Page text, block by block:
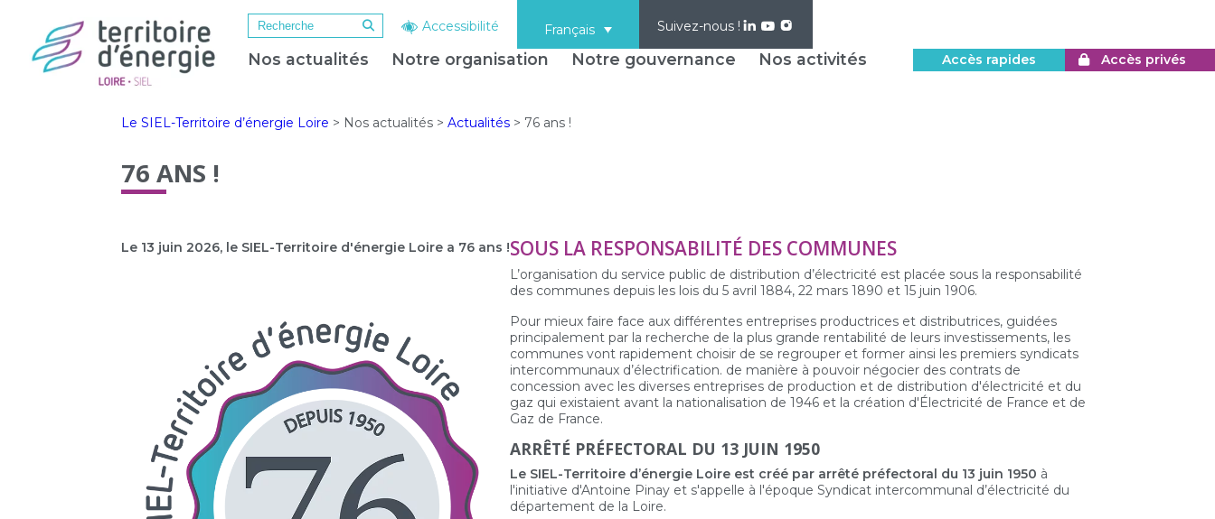
Accessibilité Français Suivez-nous !
Nos actualités Notre organisation Notre gouvernance Nos activités Accès rapides Accès privés
Le SIEL-Territoire d’énergie Loire > Nos actualités >Actualités > 76 ans !
76 ANS !
Le 13 juin 2026, le SIEL-Territoire d'énergie Loire a 76 ans !SOUS LA RESPONSABILITÉ DES COMMUNES
L’organisation du service public de distribution d’électricité est placée sous la responsabilité
des communes depuis les lois du 5 avril 1884, 22 mars 1890 et 15 juin 1906.
Pour mieux faire face aux différentes entreprises productrices et distributrices, guidées
principalement par la recherche de la plus grande rentabilité de leurs investissements, les
communes vont rapidement choisir de se regrouper et former ainsi les premiers syndicats
intercommunaux d’électrification. de manière à pouvoir négocier des contrats de
concession avec les diverses entreprises de production et de distribution d'électricité et du
gaz qui existaient avant la nationalisation de 1946 et la création d'Électricité de France et de
Gaz de France.
ARRÊTÉ PRÉFECTORAL DU 13 JUIN 1950
Le SIEL-Territoire d’énergie Loire est créé par arrêté préfectoral du 13 juin 1950 à
l'initiative d'Antoine Pinay et s'appelle à l'époque Syndicat intercommunal d’électricité du
département de la Loire.